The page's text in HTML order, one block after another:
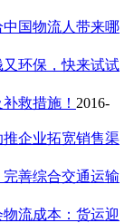
国物流人带来哪
环保，快来试试
救措施！ 2016-
企业拓宽销售渠
善综合交通运输
流成本：货运迎